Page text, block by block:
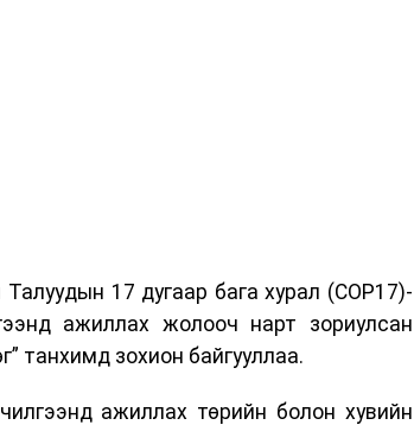
17 дугаар бага хурал (COP17)-
ажиллах жолооч нарт зориулсан
танхимд зохион байгууллаа.
ажиллах төрийн болон хувийн